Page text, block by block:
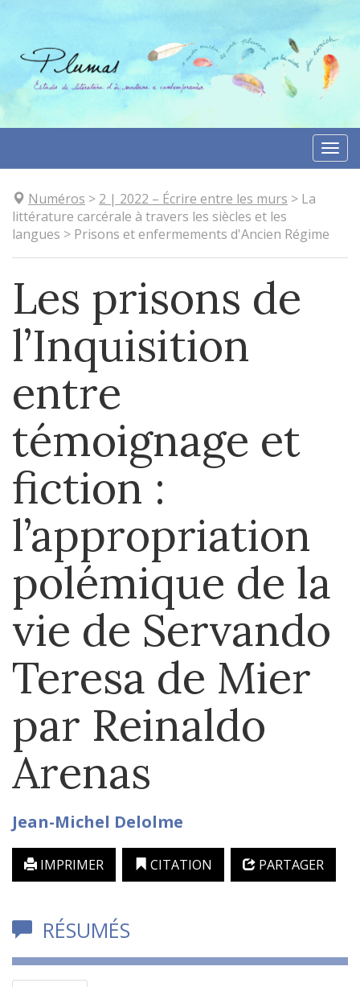
contenu
Numéros > 2 | 2022 – Écrire entre les murs > La
littérature carcérale à travers les siècles et les
langues > Prisons et enfermements d'Ancien Régime
Les prisons de
l’Inquisition
entre
témoignage et
fiction :
l’appropriation
polémique de la
vie de Servando
Teresa de Mier
par Reinaldo
Arenas
Jean-Michel Delolme
IMPRIMER CITATION PARTAGER
RÉSUMÉS